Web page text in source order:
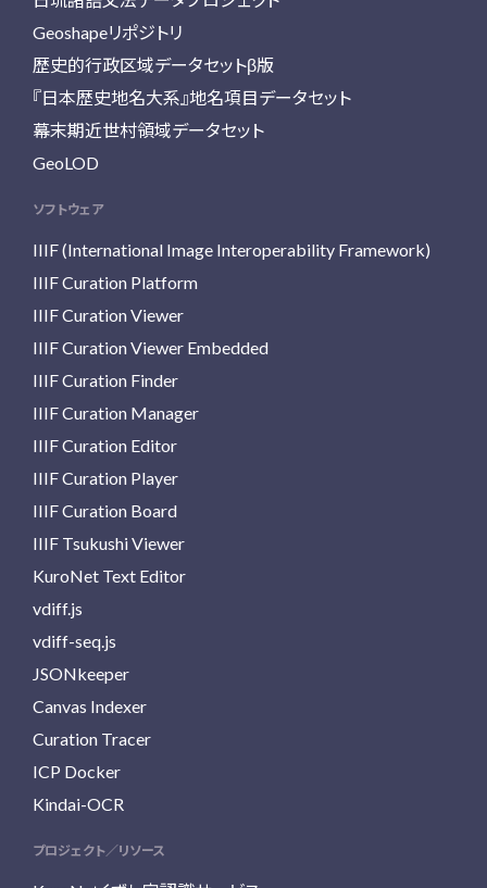
Geoshapeリポジトリ
歴史的行政区域データセットβ版
『日本歴史地名大系』地名項目データセット
幕末期近世村領域データセット
GeoLOD
ソフトウェア
IIIF (International Image Interoperability Framework)
IIIF Curation Platform
IIIF Curation Viewer
IIIF Curation Viewer Embedded
IIIF Curation Finder
IIIF Curation Manager
IIIF Curation Editor
IIIF Curation Player
IIIF Curation Board
IIIF Tsukushi Viewer
KuroNet Text Editor
vdiff.js
vdiff-seq.js
JSONkeeper
Canvas Indexer
Curation Tracer
ICP Docker
Kindai-OCR
プロジェクト／リソース